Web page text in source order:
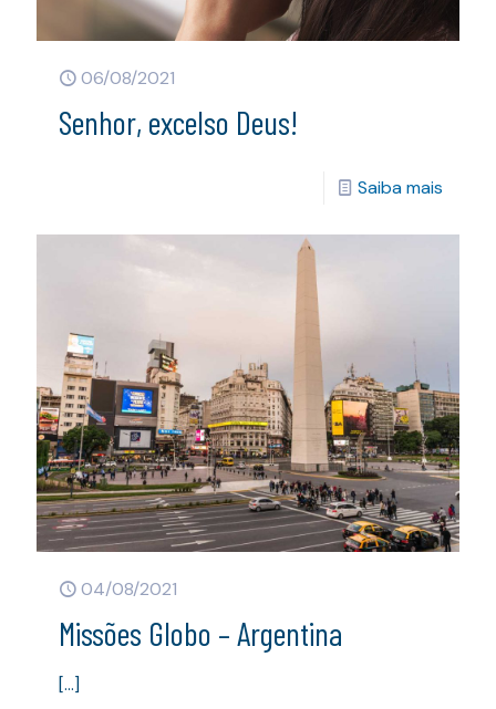
06/08/2021
Senhor, excelso Deus!
Saiba mais
04/08/2021
Missões Globo – Argentina
[…]